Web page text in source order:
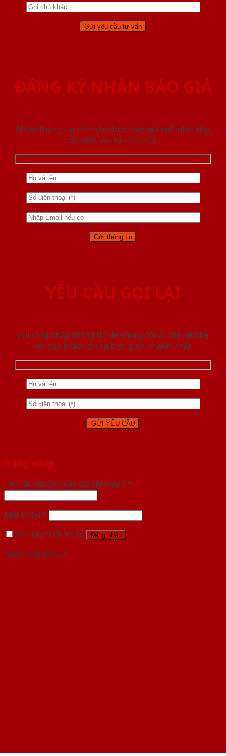
ĐĂNG KÝ NHẬN BÁO GIÁ
Nhập thông tin để nhận được báo giá mới nhât đầy
đủ nhất và chi tiết nhất.
YÊU CẦU GỌI LẠI
Vui lòng nhập thông tin để chúng tôi có thể liên hệ
với quý khách trong thời gian nhanh nhất.
Đăng nhập
Tên tài khoản hoặc địa chỉ email *
Mật khẩu *
Ghi nhớ mật khẩu
Đăng nhập
Quên mật khẩu?